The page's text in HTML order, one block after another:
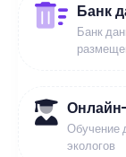
Банк
Банк
Обучение
экологов